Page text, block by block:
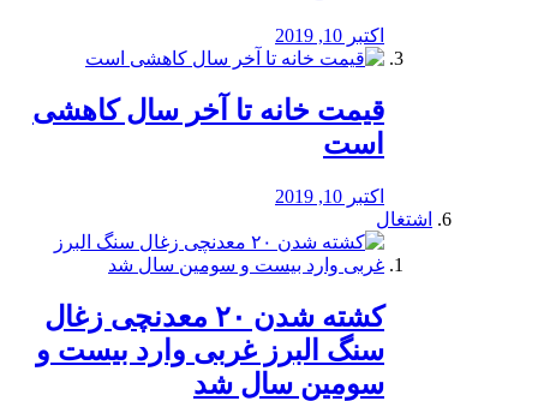
اکتبر 10, 2019
قیمت خانه تا آخر سال کاهشی
است
اکتبر 10, 2019
اشتغال
کشته شدن ۲۰ معدنچی زغال
سنگ البرز غربی وارد بیست و
سومین سال شد